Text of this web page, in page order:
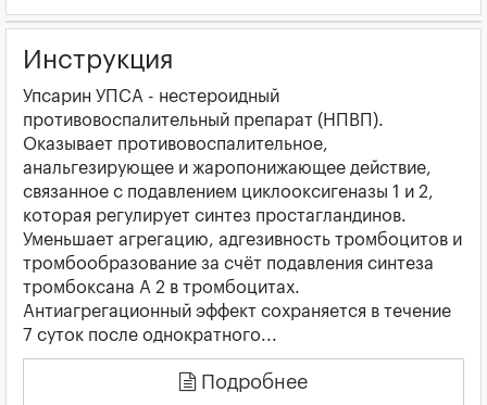
Инструкция
Упсарин УПСА - нестероидный
противовоспалительный препарат (НПВП).
Оказывает противовоспалительное,
анальгезирующее и жаропонижающее действие,
связанное с подавлением циклооксигеназы 1 и 2,
которая регулирует синтез простагландинов.
Уменьшает агрегацию, адгезивность тромбоцитов и
тромбообразование за счёт подавления синтеза
тромбоксана А 2 в тромбоцитах.
Антиагрегационный эффект сохраняется в течение
7 суток после однократного...
Подробнее